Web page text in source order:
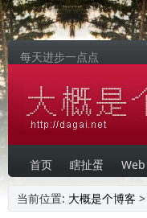
每天进步一点点
首页 瞎扯蛋 Web
当前位置: 大概是个博客 >